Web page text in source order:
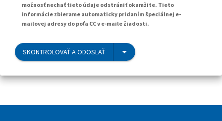
možnosť nechať tieto údaje odstrániť okamžite. Tieto
informácie zbierame automaticky pridaním špeciálnej e-
mailovej adresy do poľa CC v e-maile žiadosti.
SKONTROLOVAŤ A ODOSLAŤ